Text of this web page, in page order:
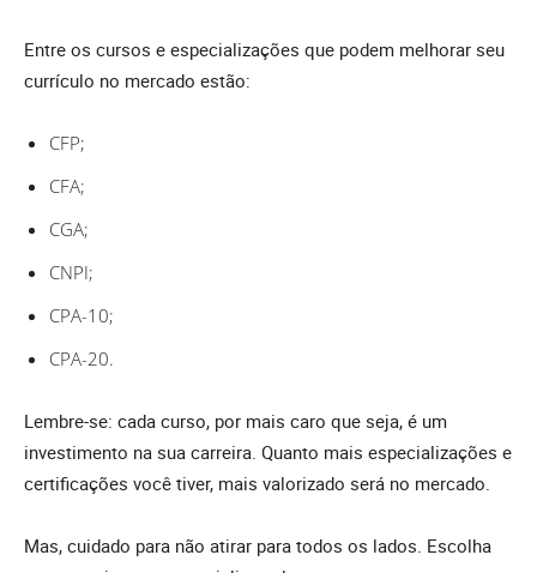
Entre os cursos e especializações que podem melhorar seu
currículo no mercado estão:
CFP;
CFA;
CGA;
CNPI;
CPA-10;
CPA-20.
Lembre-se: cada curso, por mais caro que seja, é um
investimento na sua carreira. Quanto mais especializações e
certificações você tiver, mais valorizado será no mercado.
Mas, cuidado para não atirar para todos os lados. Escolha